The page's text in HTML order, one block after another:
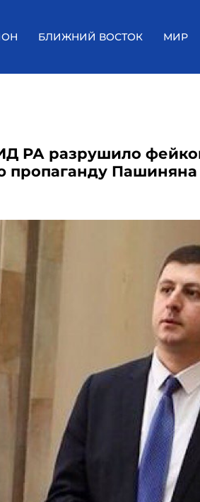
БЛИЖНИЙ ВОСТОК МИР
РА разрушило
пропаганду Пашиняна